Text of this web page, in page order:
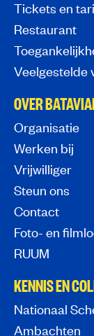
Tickets en
Restaurant
Veelgestelde
OVER
Organisatie
Werken bij
Vrijwilliger
Steun ons
Contact
Foto- en
RUUM
KENNIS EN
Nationaal
Ambachten